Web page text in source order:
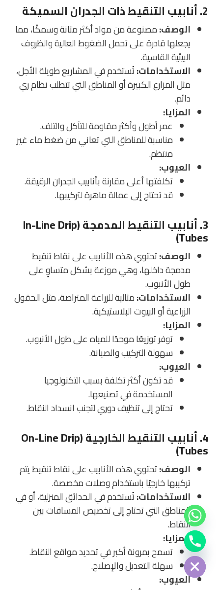
2. أنابيب التنقيط ذات الجدران السميكة
الوصف:مصنوعة من مواد أكثر متانة وسمكًا، مما
يجعلها قادرة على تحمل الضغوط العالية والظروف
البيئية القاسية.
الاستخدامات:تُستخدم في المشاريع طويلة الأجل،
مثل المزارع الكبيرة أو المناطق التي تتطلب نظام ري
دائم.
المزايا:
عمر أطول وأكثر مقاومة للتآكل والتلف.
مناسبة للمناطق التي تعاني من ضغط ماء غير
منتظم.
العيوب:
تكلفتها أعلى مقارنة بأنابيب الجدران الرقيقة.
قد تحتاج إلى عمالة ماهرة لتركيبها.
3. أنابيب التنقيط المدمجة (In-Line Drip
Tubes)
الوصف:تحتوي هذه الأنابيب على نقاط تنقيط
مدمجة داخلها، وهي موزعة بشكل متساوٍ على
طول الأنبوب.
الاستخدامات:مثالية للزراعة المتراصة، مثل الحقول
الزراعية أو البيوت البلاستيكية.
المزايا:
توفر توزيعًا موحدًا للمياه على طول الأنبوب.
سهولة التركيب والصيانة.
العيوب:
قد تكون أكثر تكلفة بسبب التكنولوجيا
المستخدمة في تصنيعها.
تحتاج إلى تنظيف دوري لتجنب انسداد النقاط.
4. أنابيب التنقيط الخارجية (On-Line Drip
Tubes)
الوصف:تحتوي هذه الأنابيب على نقاط تنقيط يتم
تركيبها خارجيًا باستخدام وصلات مخصصة.
الاستخدامات:تُستخدم في الحدائق المنزلية، أو في
المناطق التي تحتاج إلى تخصيص المسافات بين
النقاط.
المزايا:
تسمح بمرونة أكبر في تحديد مواقع النقاط.
سهلة التعديل والإصلاح.
العيوب:
Hide